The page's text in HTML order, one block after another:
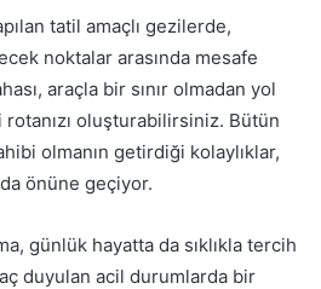
tatil amaçlı gezilerde,
noktalar arasında mesafe
araçla bir sınır olmadan yol
oluşturabilirsiniz. Bütün
olmanın getirdiği kolaylıklar,
önüne geçiyor.
günlük hayatta da sıklıkla tercih
duyulan acil durumlarda bir